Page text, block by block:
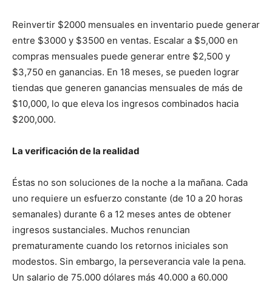
Reinvertir $2000 mensuales en inventario puede generar
entre $3000 y $3500 en ventas. Escalar a $5,000 en
compras mensuales puede generar entre $2,500 y
$3,750 en ganancias. En 18 meses, se pueden lograr
tiendas que generen ganancias mensuales de más de
$10,000, lo que eleva los ingresos combinados hacia
$200,000.
La verificación de la realidad
Éstas no son soluciones de la noche a la mañana. Cada
uno requiere un esfuerzo constante (de 10 a 20 horas
semanales) durante 6 a 12 meses antes de obtener
ingresos sustanciales. Muchos renuncian
prematuramente cuando los retornos iniciales son
modestos. Sin embargo, la perseverancia vale la pena.
Un salario de 75.000 dólares más 40.000 a 60.000